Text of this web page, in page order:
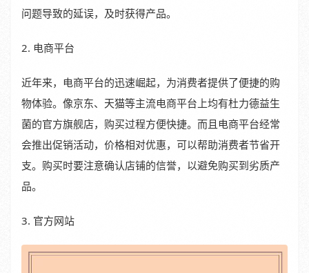
问题导致的延误，及时获得产品。
2. 电商平台
近年来，电商平台的迅速崛起，为消费者提供了便捷的购
物体验。像京东、天猫等主流电商平台上均有杜力德益生
菌的官方旗舰店，购买过程方便快捷。而且电商平台经常
会推出促销活动，价格相对优惠，可以帮助消费者节省开
支。购买时要注意确认店铺的信誉，以避免购买到劣质产
品。
3. 官方网站